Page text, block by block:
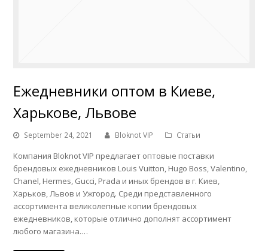
Ежедневники оптом в Киеве,
Харькове, Львове
September 24, 2021 Bloknot VIP Статьи
Компания Bloknot VIP предлагает оптовые поставки
брендовых ежедневников Louis Vuitton, Hugo Boss, Valentino,
Chanel, Hermes, Gucci, Prada и иных брендов в г. Киев,
Харьков, Львов и Ужгород. Среди представленного
ассортимента великолепные копии брендовых
ежедневников, которые отлично дополнят ассортимент
любого магазина.…